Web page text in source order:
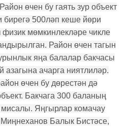
өчен бу гаять зур объект
бирегә 500ләп кеше йөри
мөмкинлекләре чикле
Район өчен тагын
яңа балалар бакчасы
ачарга ниятлиләр.
өчен бу дөрестән дә
Бакчага 300 баланың
Яңгырлар комачау
Балык Бистәсе,